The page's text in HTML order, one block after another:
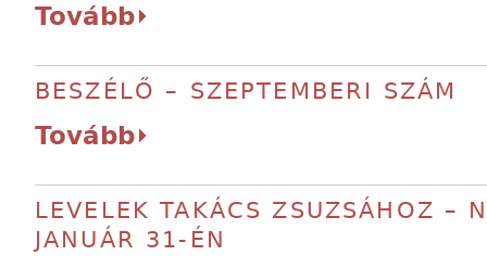
Tovább
BESZÉLŐ – SZEPTEMBERI SZÁM
Tovább
LEVELEK TAKÁCS ZSUZSÁHOZ –
JANUÁR 31-ÉN